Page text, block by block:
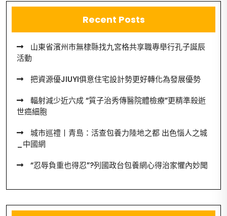
Recent Posts
山東省濱州市無棣縣找九宮格共享職專舉行孔子誕辰
活動
把資源優JIUYI俱意住宅設計勢更好轉化為發展優勢
輻射減少近六成 “質子治秀傳醫院體檢療”更精準殺逝
世癌細胞
城市巡禮丨青島：活查包養力陸地之都 出色惱人之城
_中國網
“忍辱負重也得忍”?列國政台包養網心得治家懼內妙聞